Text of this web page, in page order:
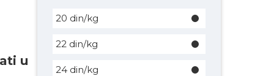
u
20 din/kg
22 din/kg
24 din/kg